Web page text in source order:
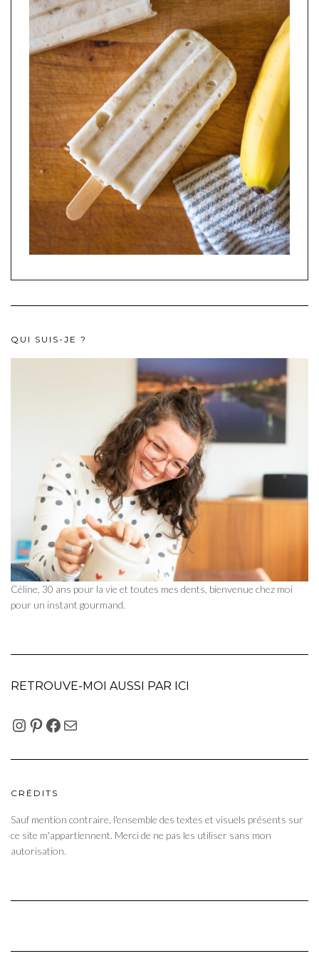
QUI SUIS-JE ?
Céline, 30 ans pour la vie et toutes mes dents, bienvenue chez moi
pour un instant gourmand.
RETROUVE-MOI AUSSI PAR ICI
INSTAGRAM
PINTEREST
FACEBOOK
E-MAIL
CRÉDITS
Sauf mention contraire, l'ensemble des textes et visuels présents sur
ce site m'appartiennent. Merci de ne pas les utiliser sans mon
autorisation.